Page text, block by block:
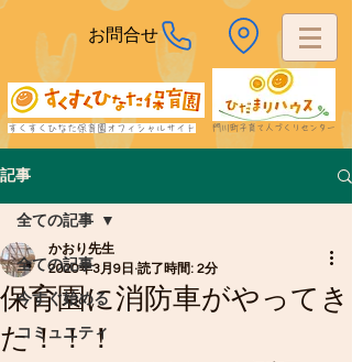
お問合せ
すくすくひなた保育園オフィシャルサイト ​門川町子育て人づくりセンター
記事
全ての記事
今すぐ始める
コミュニティ
全ての記事
保育園に消防車がやってき
た！！！
かおり先生
2020年3月9日 読了時間: 2分